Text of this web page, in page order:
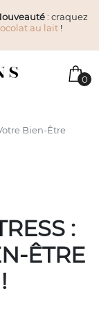
: craquez
au lait !
0
Bien-Être
:
ÊTRE